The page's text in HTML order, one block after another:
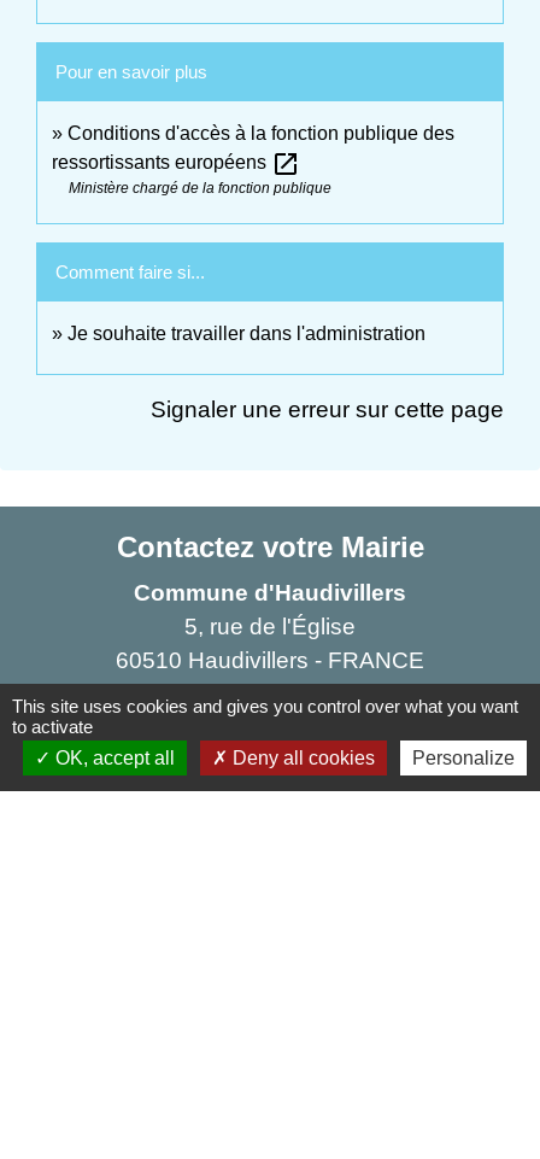
Pour en savoir plus
Conditions d'accès à la fonction publique des
ressortissants européens open_in_new
Ministère chargé de la fonction publique
Comment faire si...
Je souhaite travailler dans l'administration
Signaler une erreur sur cette page
Contactez votre Mairie
Commune d'Haudivillers
5, rue de l'Église
60510 Haudivillers - FRANCE
+33 3 44 80 40 34
This site uses cookies and gives you control over what you want
to activate
OK, accept all
Deny all cookies Personalize